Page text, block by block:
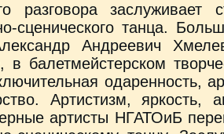
разговора заслуживает
сценического танца.
Андреевич
в балетмейстерском
одаренность,
Артистизм,
артисты НГАТОиБ